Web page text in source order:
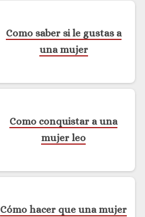
Como saber si le gustas a
una mujer
Como conquistar a una
mujer leo
Cómo hacer que una mujer